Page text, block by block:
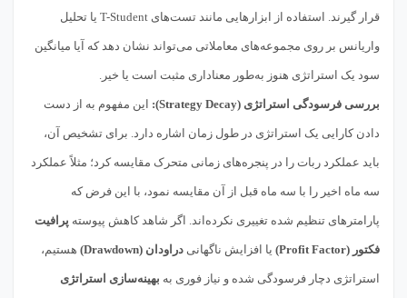
قرار گیرند. استفاده از ابزارهایی مانند تست‌های T-Student یا تحلیل
واریانس بر روی مجموعه‌های معاملاتی می‌تواند نشان دهد که آیا میانگین
سود یک استراتژی هنوز به‌طور معناداری مثبت است یا خیر.
بررسی فرسودگی استراتژی (Strategy Decay): این مفهوم به از دست
دادن کارایی یک استراتژی در طول زمان اشاره دارد. برای تشخیص آن،
باید عملکرد ربات را در پنجره‌های زمانی متحرک مقایسه کرد؛ مثلاً عملکرد
سه ماه اخیر را با سه ماه قبل از آن مقایسه نمود، با این فرض که
پارامترهای تنظیم شده تغییری نکرده‌اند. اگر شاهد کاهش پیوسته پرافیت
فکتور (Profit Factor) یا افزایش ناگهانی دراودان (Drawdown) هستیم،
استراتژی دچار فرسودگی شده و نیاز فوری به بهینه‌سازی استراتژی